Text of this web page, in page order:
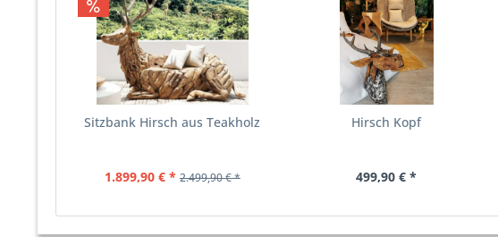
Sitzbank Hirsch aus Teakholz
1.899,90 € * 2.499,90 € *
Hirsch Kopf
499,90 € *